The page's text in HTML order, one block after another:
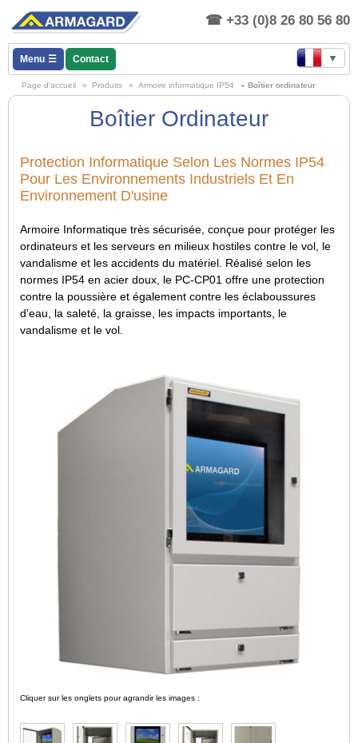
+33 (0)8 26 80 56 80
Menu Contact ▼
Page d'accueil » Produits » Armoire informatique IP54 » Boîtier ordinateur
Boîtier Ordinateur
Protection Informatique Selon Les Normes IP54
Pour Les Environnements Industriels Et En
Environnement D'usine
Armoire Informatique très sécurisée, conçue pour protéger les
ordinateurs et les serveurs en milieux hostiles contre le vol, le
vandalisme et les accidents du matériel. Réalisé selon les
normes IP54 en acier doux, le PC-CP01 offre une protection
contre la poussière et également contre les éclaboussures
d'eau, la saleté, la graisse, les impacts importants, le
vandalisme et le vol.
Cliquer sur les onglets pour agrandir les images :